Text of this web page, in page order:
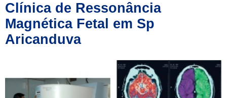
Clínica de Ressonância
Magnética Fetal em Sp
Aricanduva